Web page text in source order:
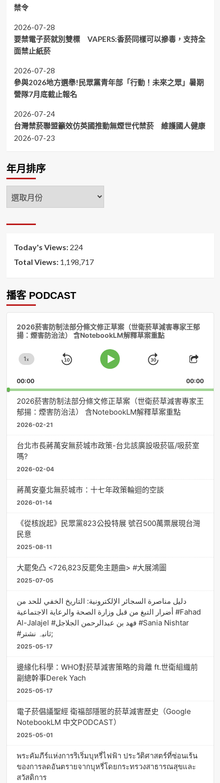
禁令
2026-07-28
要禁電子菸就別雙標 VAPERS:香菸同樣可以摻毒，支持全
面禁止紙菸
2026-07-28
參與2026地方選舉!民眾黨青年部「行動！未來之眾」暑期
營隊7月底截止報名
2026-07-24
台灣禁菸聯盟籲效仿英國推動無煙世代禁菸 維護國人健康
2026-07-23
年月排序
年
月
Today's Views: 224
Total Views: 1,198,717
播客 PODCAST
2026菸害防制法部分條文修正草案（世衛菸草減害專家王郁
揚：煙害防治法） 含NotebookLM解釋草案重點
Change
Rate
1x
Skip
Play
Jump
Forward
Share
00:00 00:00
2026菸害防制法部分條文修正草案（世衛菸草減害專家王
郁揚：煙害防治法） 含NotebookLM解釋草案重點
2026-02-21
台北市長蔣萬安無菸城市政策-台北該廣設吸菸區/吸菸室
嗎?
2026-02-04
蔣萬安臺北無菸城市：十七年政策輪迴的空談
2026-01-14
《從核說起》民眾黨823公投特展 號召500萬票展現台灣
民意
2025-08-11
大罷免凸 <726,823反罷免主題曲> #大展鴻圖
2025-07-05
دليل مناصرة السجائر الإلكترونية: التاريخ الخفي للحد من
أضرار التبغ من قبل وزارة الصحة والرعاية الاجتماعية #Fahad
Al-Jalajel #فهد بن عبدالرحمن الجلاجل #Sania Nishtar
#ثانیہ نشتر;
2025-05-17
邊緣化科學：WHO對菸草減害策略的背離 ft.世衛組織前
副總幹事Derek Yach
2025-05-17
電子菸倡議聖經 衛福部隱匿的菸草減害歷史（Google
NotebookLM 中文PODCAST）
2025-05-01
พระคัมภีร์แห่งการริเริ่มบุหรี่ไฟฟ้า ประวัติศาสตร์ที่ซ่อนเร้น
ของการลดอันตรายจากบุหรี่โดยกระทรวงสาธารณสุขและ
สวัสดิการ